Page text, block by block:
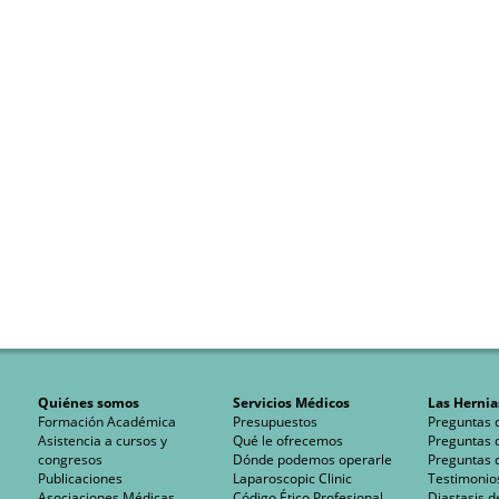
Quiénes somos
Formación Académica
Asistencia a cursos y
congresos
Publicaciones
Servicios Médicos
Presupuestos
Qué le ofrecemos
Dónde podemos operarle
Laparoscopic Clinic
Las
Preguntas
Preguntas
Preguntas